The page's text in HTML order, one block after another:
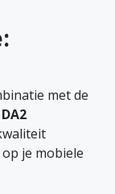
met de
je mobiele